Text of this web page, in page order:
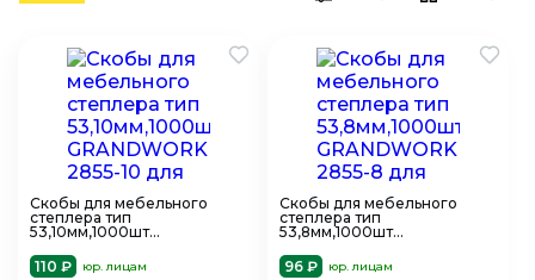
Скобы для мебельного
степлера тип
53,10мм,1000шт
твердых пород
110 ₽ юр. лицам
Скобы для мебельного
степлера тип
53,8мм,1000шт
твердых пород
96 ₽ юр. лицам